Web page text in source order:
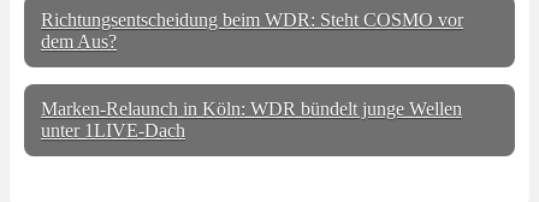
Richtungsentscheidung beim WDR: Steht COSMO vor
dem Aus?
Marken-Relaunch in Köln: WDR bündelt junge Wellen
unter 1LIVE-Dach